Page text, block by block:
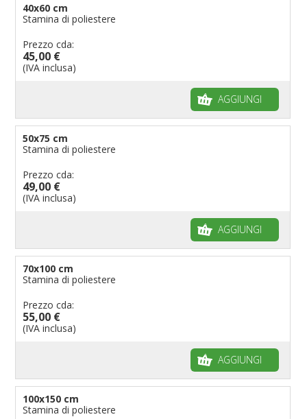
40x60 cm
Stamina di poliestere
Prezzo cda:
45,00 €
(IVA inclusa)
AGGIUNGI
50x75 cm
Stamina di poliestere
Prezzo cda:
49,00 €
(IVA inclusa)
AGGIUNGI
70x100 cm
Stamina di poliestere
Prezzo cda:
55,00 €
(IVA inclusa)
AGGIUNGI
100x150 cm
Stamina di poliestere